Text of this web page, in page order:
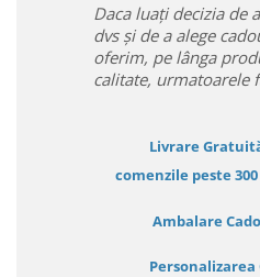
Daca luați decizia de
dvs și de a alege
oferim, pe lânga
calitate, urmatoarele
Livrare
comenzile peste
Ambalare